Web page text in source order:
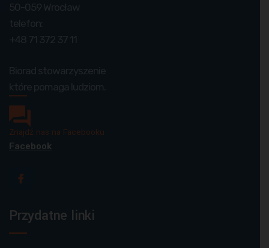
50-059 Wrocław
telefon:
+48 71 372 37 11
Biorad stowarzyszenie
które pomaga ludziom.
Znajdź nas na Facebooku
Facebook
Przydatne linki